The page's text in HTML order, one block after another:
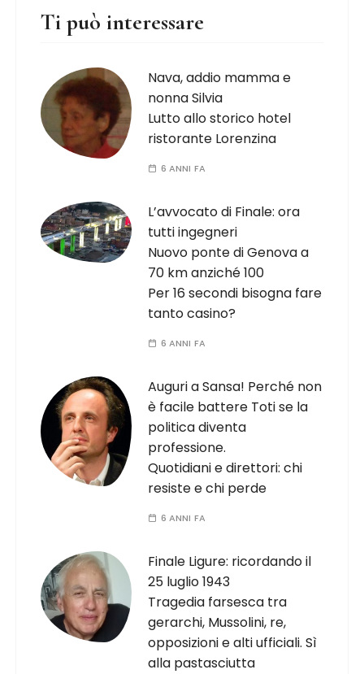
Ti può interessare
Nava, addio mamma e
nonna Silvia
Lutto allo storico hotel
ristorante Lorenzina
6 ANNI FA
L’avvocato di Finale: ora
tutti ingegneri
Nuovo ponte di Genova a
70 km anziché 100
Per 16 secondi bisogna fare
tanto casino?
6 ANNI FA
Auguri a Sansa! Perché non
è facile battere Toti se la
politica diventa
professione.
Quotidiani e direttori: chi
resiste e chi perde
6 ANNI FA
Finale Ligure: ricordando il
25 luglio 1943
Tragedia farsesca tra
gerarchi, Mussolini, re,
opposizioni e alti ufficiali. Sì
alla pastasciutta